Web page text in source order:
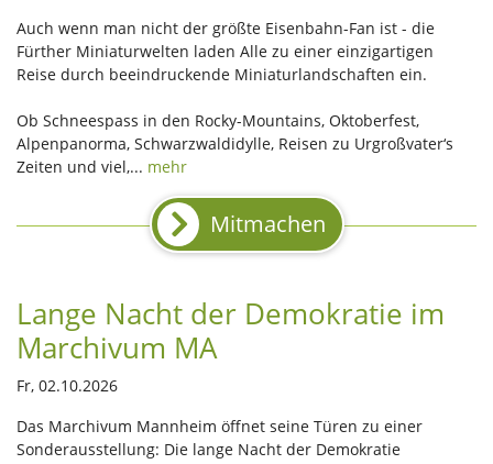
Auch wenn man nicht der größte Eisenbahn-Fan ist - die
Fürther Miniaturwelten laden Alle zu einer einzigartigen
Reise durch beeindruckende Miniaturlandschaften ein.
Ob Schneespass in den Rocky-Mountains, Oktoberfest,
Alpenpanorma, Schwarzwaldidylle, Reisen zu Urgroßvater‘s
Zeiten und viel,... mehr
Mitmachen
Lange Nacht der Demokratie im
Marchivum MA
Fr, 02.10.2026
Das Marchivum Mannheim öffnet seine Türen zu einer
Sonderausstellung: Die lange Nacht der Demokratie